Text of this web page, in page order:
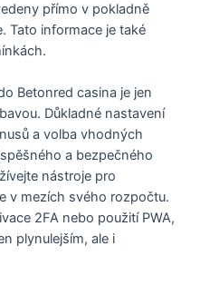
přímo v pokladně
Tato informace je také
Betonred casina je jen
Důkladné nastavení
a volba vhodných
a bezpečného
nástroje pro
v mezích svého rozpočtu.
2FA nebo použití PWA,
plynulejším, ale i